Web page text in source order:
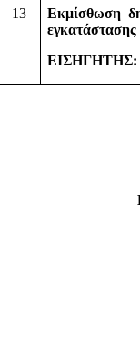
13
Εκμίσθωση
εγκατάστασης
ΕΙΣΗΓΗΤΗΣ: